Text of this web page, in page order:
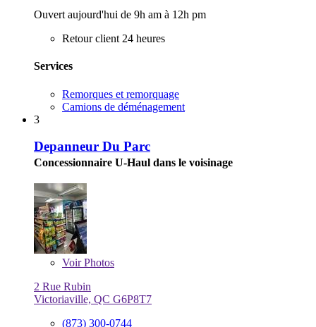
Ouvert aujourd'hui de 9h am à 12h pm
Retour client 24 heures
Services
Remorques et remorquage
Camions de déménagement
3
Depanneur Du Parc
Concessionnaire U-Haul dans le voisinage
VoirPhotos
2 Rue Rubin
Victoriaville, QC G6P8T7
(873) 300-0744